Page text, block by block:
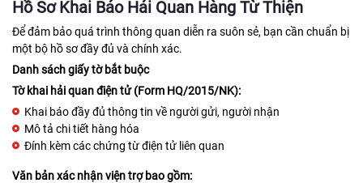
Hồ Sơ Khai Báo Hải Quan Hàng Từ Thiện
Để đảm bảo quá trình thông quan diễn ra suôn sẻ, bạn cần chuẩn bị
một bộ hồ sơ đầy đủ và chính xác.
Danh sách giấy tờ bắt buộc
Tờ khai hải quan điện tử (Form HQ/2015/NK):
Khai báo đầy đủ thông tin về người gửi, người nhận
Mô tả chi tiết hàng hóa
Đính kèm các chứng từ điện tử liên quan
Văn bản xác nhận viện trợ bao gồm: